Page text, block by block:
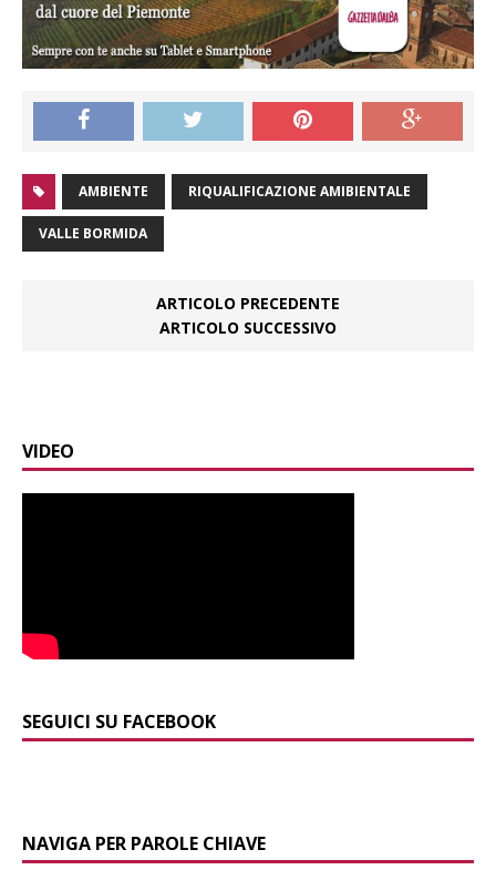
AMBIENTE RIQUALIFICAZIONE AMIBIENTALE
VALLE BORMIDA
ARTICOLO PRECEDENTE
ARTICOLO SUCCESSIVO
VIDEO
SEGUICI SU FACEBOOK
NAVIGA PER PAROLE CHIAVE